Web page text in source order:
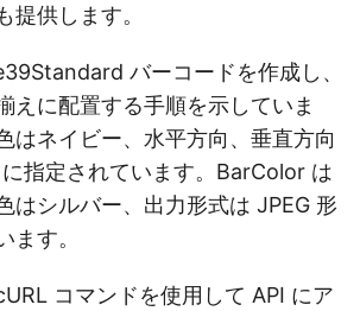
提供します。
バーコードを作成し、
えに配置する手順を示していま
はネイビー、水平方向、垂直方向
指定されています。BarColor は
はシルバー、出力形式は JPEG 形
ます。
コマンドを使用して API にア